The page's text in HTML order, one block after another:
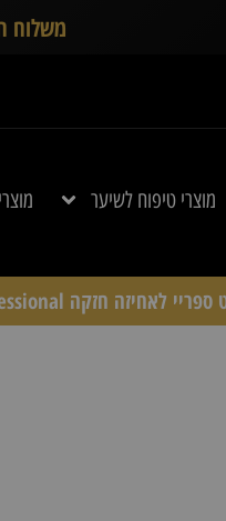
משלוח
מוצרי טיפוח לשיער
סילואט ספריי לאחיזה חזקה Schwarzkopf Professional – דיל 15 יחידות ( קרטון )